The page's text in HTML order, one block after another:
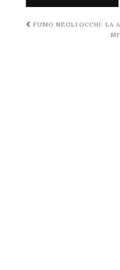
Navigazione
FUMO NEGLI OCCHI: LA